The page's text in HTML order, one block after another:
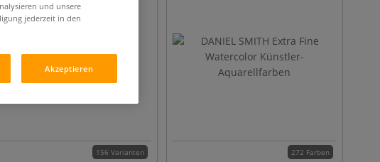
156 Varianten 272 Farben
und unsere
jederzeit in den
Akzeptieren